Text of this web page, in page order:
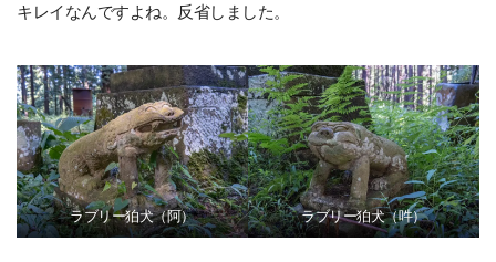
キレイなんですよね。反省しました。
ラブリー狛犬（阿） ラブリー狛犬（吽）